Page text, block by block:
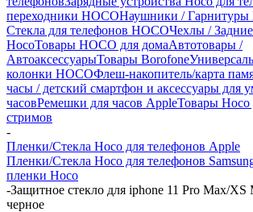
переходники HOCOНаушники / Гарнитуры
Стекла для телефонов HOCOЧехлы /
HocoТовары HOCO для домаАвтотовары /
АвтоаксессуарыТовары Borofone
колонки HOCOФлеш-накопитель/карта
часы / детский смартфон и аксессуары для
часовРемешки для часов AppleТовары Hoco
стримов
-
Пленки/Стекла Hoco для телефонов Apple
Пленки/Стекла Hoco для телефонов
пленки Hoco
-Защитное стекло для iphone 11 Pro Max/XS
черное